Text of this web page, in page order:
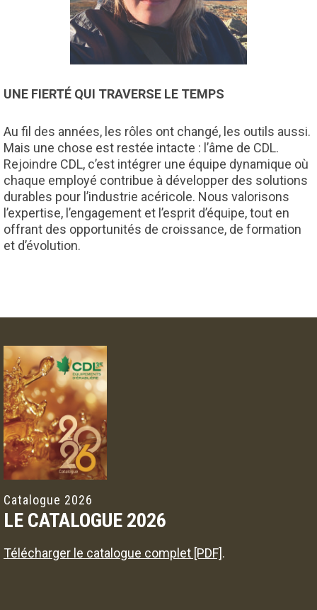
UNE FIERTÉ QUI TRAVERSE LE TEMPS
Au fil des années, les rôles ont changé, les outils aussi.
Mais une chose est restée intacte : l’âme de CDL.
Rejoindre CDL, c’est intégrer une équipe dynamique où
chaque employé contribue à développer des solutions
durables pour l’industrie acéricole. Nous valorisons
l’expertise, l’engagement et l’esprit d’équipe, tout en
offrant des opportunités de croissance, de formation
et d’évolution.
Catalogue 2026
LE CATALOGUE 2026
Télécharger le catalogue complet [PDF].